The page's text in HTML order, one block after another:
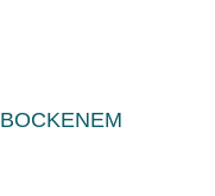
BOCKENEM